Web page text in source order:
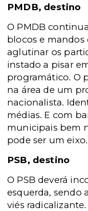
PMDB, destino
O PMDB
blocos e mandos
aglutinar os
instado a pisar
programático. O
na área de um
nacionalista.
médias. E com
municipais bem
pode ser um eixo.
PSB, destino
O PSB deverá
esquerda, sendo
viés